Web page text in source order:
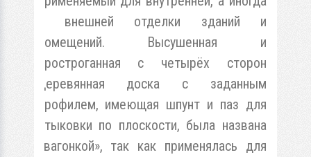
и внешней отделки зданий и
помещений. Высушенная и
простроганная с четырёх сторон
деревянная доска с заданным
профилем, имеющая шпунт и паз для
стыковки по плоскости, была названа
«вагонкой», так как применялась для